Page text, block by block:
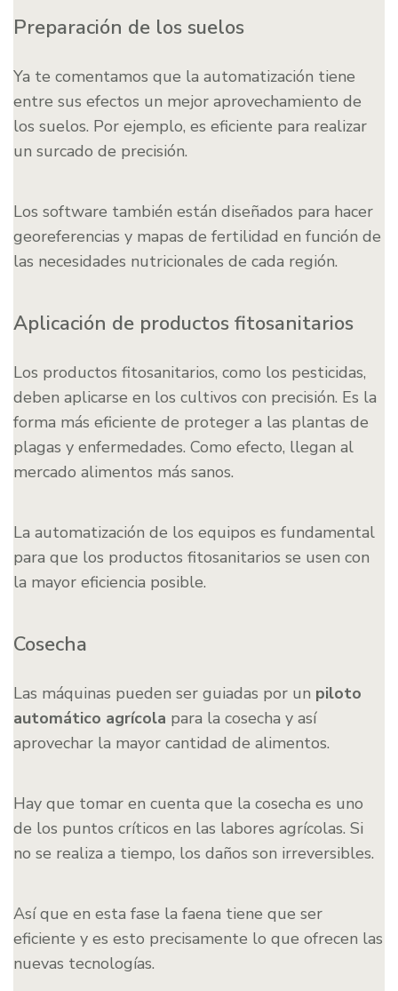
Preparación de los suelos
Ya te comentamos que la automatización tiene
entre sus efectos un mejor aprovechamiento de
los suelos. Por ejemplo, es eficiente para realizar
un surcado de precisión.
Los software también están diseñados para hacer
georeferencias y mapas de fertilidad en función de
las necesidades nutricionales de cada región.
Aplicación de productos fitosanitarios
Los productos fitosanitarios, como los pesticidas,
deben aplicarse en los cultivos con precisión. Es la
forma más eficiente de proteger a las plantas de
plagas y enfermedades. Como efecto, llegan al
mercado alimentos más sanos.
La automatización de los equipos es fundamental
para que los productos fitosanitarios se usen con
la mayor eficiencia posible.
Cosecha
Las máquinas pueden ser guiadas por un piloto
automático agrícola para la cosecha y así
aprovechar la mayor cantidad de alimentos.
Hay que tomar en cuenta que la cosecha es uno
de los puntos críticos en las labores agrícolas. Si
no se realiza a tiempo, los daños son irreversibles.
Así que en esta fase la faena tiene que ser
eficiente y es esto precisamente lo que ofrecen las
nuevas tecnologías.